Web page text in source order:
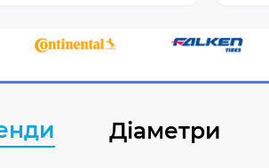
Діаметри